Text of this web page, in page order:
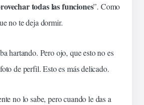
todas las funciones”. Como
no te deja dormir.
hartando. Peroojo, que esto no es
de perfil. Esto es más delicado.
no lo sabe, pero cuando ledasa